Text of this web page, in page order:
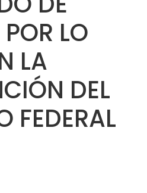
LO
LA
DEL
FEDERAL